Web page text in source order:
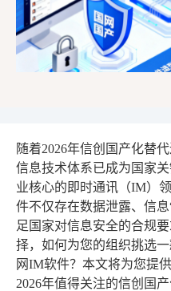
随着2026年信创国产化替
信息技术体系已成为国家
业核心的即时通讯（IM）
件不仅存在数据泄露、信
足国家对信息安全的合规
择，如何为您的组织挑选
网IM软件？本文将为您提
2026年值得关注的信创国